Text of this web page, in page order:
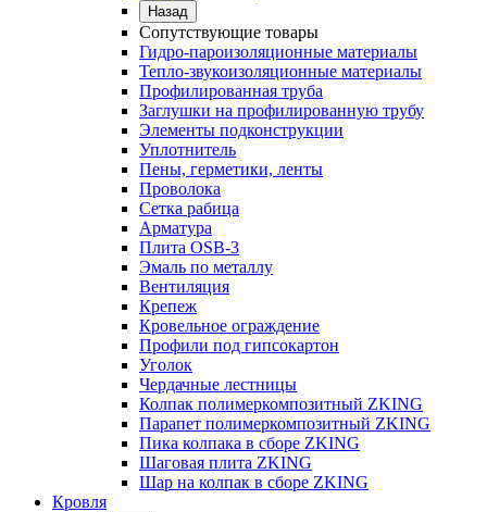
Назад
Сопутствующие товары
Гидро-пароизоляционные материалы
Тепло-звукоизоляционные материалы
Профилированная труба
Заглушки на профилированную трубу
Элементы подконструкции
Уплотнитель
Пены, герметики, ленты
Проволока
Сетка рабица
Арматура
Плита OSB-3
Эмаль по металлу
Вентиляция
Крепеж
Кровельное ограждение
Профили под гипсокартон
Уголок
Чердачные лестницы
Колпак полимеркомпозитный ZKING
Парапет полимеркомпозитный ZKING
Пика колпака в сборе ZKING
Шаговая плита ZKING
Шар на колпак в сборе ZKING
Кровля